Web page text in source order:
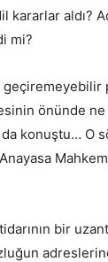
kararlar aldı?
mi?
önünde ne
da konuştu… O
bir